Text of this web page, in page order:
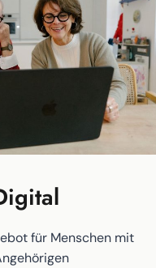
für Menschen mit